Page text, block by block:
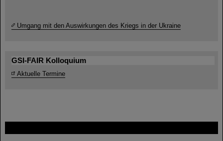
Umgang mit den Auswirkungen des Kriegs in der Ukraine
GSI-FAIR Kolloquium
Aktuelle Termine